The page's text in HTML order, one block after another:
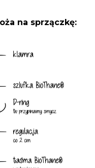
na sprzączkę: